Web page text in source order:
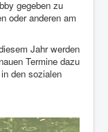
gegeben zu
oder anderen am
Jahr werden
Termine dazu
den sozialen